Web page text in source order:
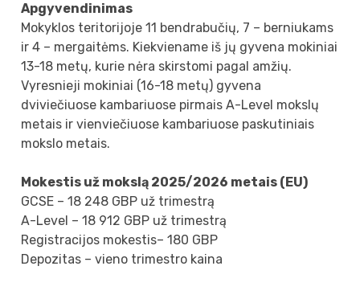
Apgyvendinimas
Mokyklos teritorijoje 11 bendrabučių, 7 – berniukams
ir 4 – mergaitėms. Kiekviename iš jų gyvena mokiniai
13-18 metų, kurie nėra skirstomi pagal amžių.
Vyresnieji mokiniai (16-18 metų) gyvena
dviviečiuose kambariuose pirmais A-Level mokslų
metais ir vienviečiuose kambariuose paskutiniais
mokslo metais.
Mokestis už mokslą 2025/2026 metais (EU)
GCSE – 18 248 GBP už trimestrą
A-Level – 18 912 GBP už trimestrą
Registracijos mokestis– 180 GBP
Depozitas – vieno trimestro kaina